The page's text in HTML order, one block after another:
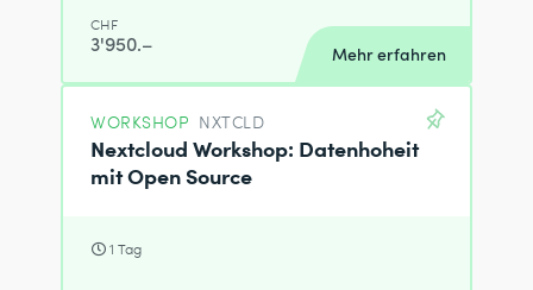
CHF
3'950.– Mehr erfahren
WORKSHOP NXTCLD
Nextcloud Workshop: Datenhoheit
mit Open Source
1 Tag